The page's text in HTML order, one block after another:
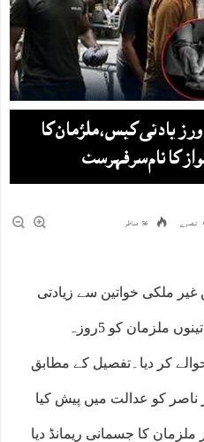
زیادتی کیس ، ملزمان کا
کا نام سرفہرست
56 مناظر
غیر ملکی خواتین سے زیادتی
کے کیس میں کینٹ عدالت نے تینوں ملزمان کو 5روزہ
کر دیا۔تفصیل کے مطابق
ناصر کو عدالت میں پیش کیا
کا جسمانی ریمانڈ دیا